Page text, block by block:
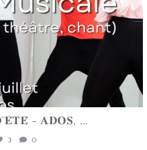
- 𝐀𝐃𝐎𝐒, ...
3 0